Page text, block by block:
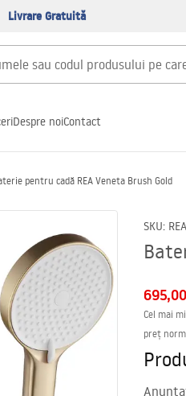
Livrare Gratuită
Despre noiContact
pentru cadă REA Veneta Brush Gold
SKU:
Cel mai
preț